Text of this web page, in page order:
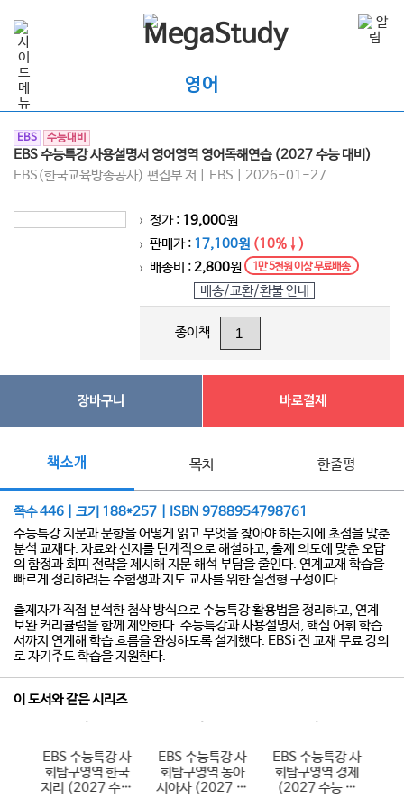
영어
EBS 수능대비
EBS 수능특강 사용설명서 영어영역 영어독해연습 (2027 수능 대비)
EBS(한국교육방송공사) 편집부 저 | EBS | 2026-01-27
> 정가 : 19,000원
> 판매가 : 17,100원 (10%↓)
> 배송비 :2,800원 1만 5천원 이상 무료배송
배송/교환/환불 안내
종이책
장바구니 바로결제
책소개 목차 한줄평
쪽수 446 | 크기 188*257 | ISBN 9788954798761
수능특강 지문과 문항을 어떻게 읽고 무엇을 찾아야 하는지에 초점을 맞춘
분석 교재다. 자료와 선지를 단계적으로 해설하고, 출제 의도에 맞춘 오답
의 함정과 회피 전략을 제시해 지문 해석 부담을 줄인다. 연계교재 학습을
빠르게 정리하려는 수험생과 지도 교사를 위한 실전형 구성이다.
출제자가 직접 분석한 첨삭 방식으로 수능특강 활용법을 정리하고, 연계
보완 커리큘럼을 함께 제안한다. 수능특강과 사용설명서, 핵심 어휘 학습
서까지 연계해 학습 흐름을 완성하도록 설계했다. EBSi 전 교재 무료 강의
로 자기주도 학습을 지원한다.
이 도서와 같은 시리즈
EBS 수능특강 사
회탐구영역 한국
지리 (2027 수능
EBS 수능특강 사
회탐구영역 동아
시아사 (2027 수
EBS 수능특강 사
회탐구영역 경제
(2027 수능 대